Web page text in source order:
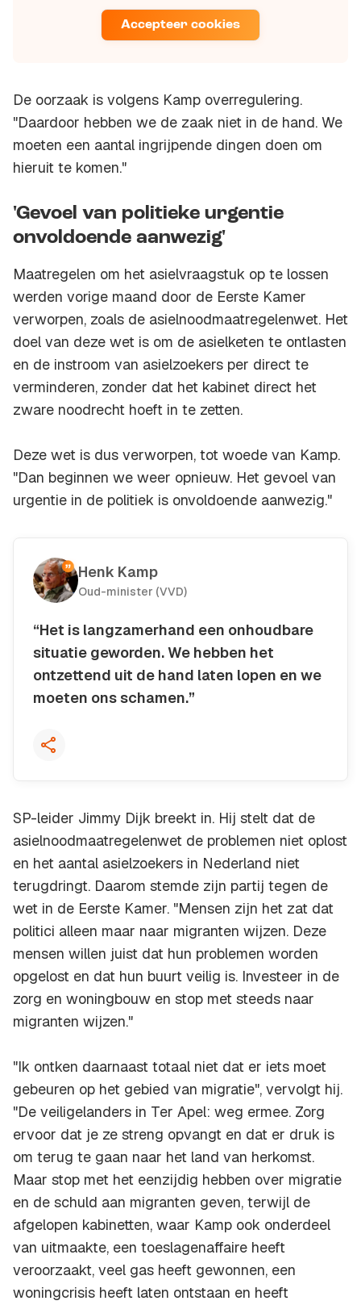
Accepteer cookies
De oorzaak is volgens Kamp overregulering.
"Daardoor hebben we de zaak niet in de hand. We
moeten een aantal ingrijpende dingen doen om
hieruit te komen."
'Gevoel van politieke urgentie
onvoldoende aanwezig'
Maatregelen om het asielvraagstuk op te lossen
werden vorige maand door de Eerste Kamer
verworpen, zoals de asielnoodmaatregelenwet. Het
doel van deze wet is om de asielketen te ontlasten
en de instroom van asielzoekers per direct te
verminderen, zonder dat het kabinet direct het
zware noodrecht hoeft in te zetten.
Deze wet is dus verworpen, tot woede van Kamp.
"Dan beginnen we weer opnieuw. Het gevoel van
urgentie in de politiek is onvoldoende aanwezig."
Henk Kamp
Oud-minister (VVD)
“Het is langzamerhand een onhoudbare
situatie geworden. We hebben het
ontzettend uit de hand laten lopen en we
moeten ons schamen.”
Kopieer quote
SP-leider Jimmy Dijk breekt in. Hij stelt dat de
asielnoodmaatregelenwet de problemen niet oplost
en het aantal asielzoekers in Nederland niet
terugdringt. Daarom stemde zijn partij tegen de
wet in de Eerste Kamer. "Mensen zijn het zat dat
politici alleen maar naar migranten wijzen. Deze
mensen willen juist dat hun problemen worden
opgelost en dat hun buurt veilig is. Investeer in de
zorg en woningbouw en stop met steeds naar
migranten wijzen."
"Ik ontken daarnaast totaal niet dat er iets moet
gebeuren op het gebied van migratie", vervolgt hij.
"De veiligelanders in Ter Apel: weg ermee. Zorg
ervoor dat je ze streng opvangt en dat er druk is
om terug te gaan naar het land van herkomst.
Maar stop met het eenzijdig hebben over migratie
en de schuld aan migranten geven, terwijl de
afgelopen kabinetten, waar Kamp ook onderdeel
van uitmaakte, een toeslagenaffaire heeft
veroorzaakt, veel gas heeft gewonnen, een
woningcrisis heeft laten ontstaan en heeft